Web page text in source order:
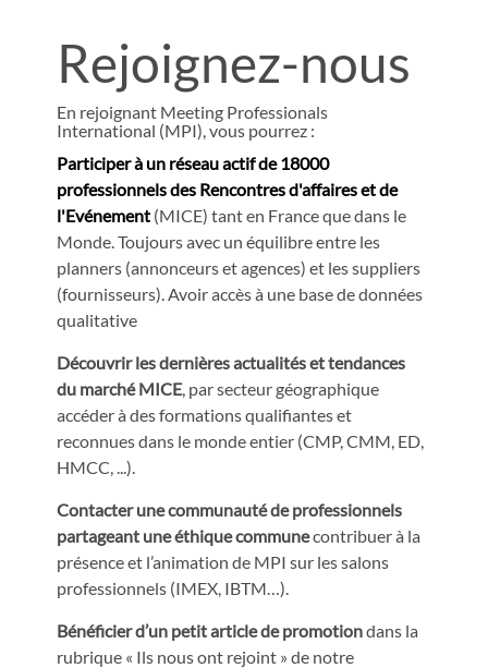
Rejoignez-nous
En rejoignant Meeting Professionals
International (MPI), vous pourrez :
Participer à un réseau actif de 18000
professionnels des Rencontres d'affaires et de
l'Evénement (MICE) tant en France que dans le
Monde. Toujours avec un équilibre entre les
planners (annonceurs et agences) et les suppliers
(fournisseurs). Avoir accès à une base de données
qualitative
Découvrir les dernières actualités et tendances
du marché MICE, par secteur géographique
accéder à des formations qualifiantes et
reconnues dans le monde entier (CMP, CMM, ED,
HMCC, ...).
Contacter une communauté de professionnels
partageant une éthique communecontribuer à la
présence et l’animation de MPI sur les salons
professionnels (IMEX, IBTM…).
Bénéficier d’un petit article de promotiondans la
rubrique « Ils nous ont rejoint » de notre